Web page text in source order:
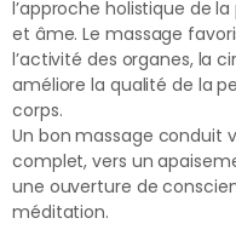
l’approche holistique de
et âme. Le massage
l’activité des organes, la
améliore la qualité de la
corps.
Un bon massage conduit
complet, vers un
une ouverture de
méditation.